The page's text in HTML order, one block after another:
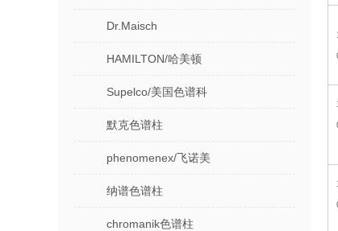
Dr.Maisch
HAMILTON/哈美顿
Supelco/美国色谱科
默克色谱柱
phenomenex/飞诺美
纳谱色谱柱
chromanik色谱柱